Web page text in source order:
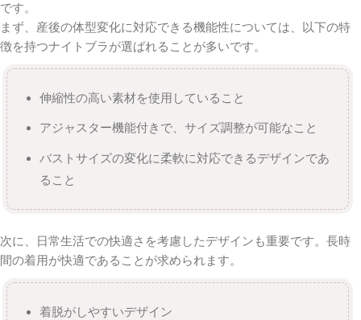
です。
まず、産後の体型変化に対応できる機能性については、以下の特
徴を持つナイトブラが選ばれることが多いです。
伸縮性の高い素材を使用していること
アジャスター機能付きで、サイズ調整が可能なこと
バストサイズの変化に柔軟に対応できるデザインであ
ること
次に、日常生活での快適さを考慮したデザインも重要です。長時
間の着用が快適であることが求められます。
着脱がしやすいデザイン